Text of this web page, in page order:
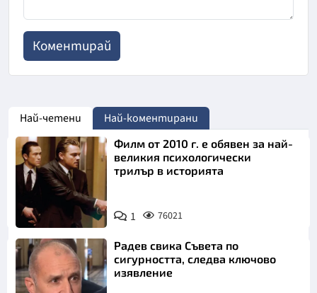
Най-четени Най-коментирани
Филм от 2010 г. е обявен за най-
великия психологически
трилър в историята
1 76021
Радев свика Съвета по
сигурността, следва ключово
изявление